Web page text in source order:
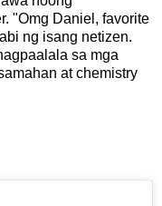
"Omg Daniel, favorite
ng isang netizen.
sa mga
at chemistry